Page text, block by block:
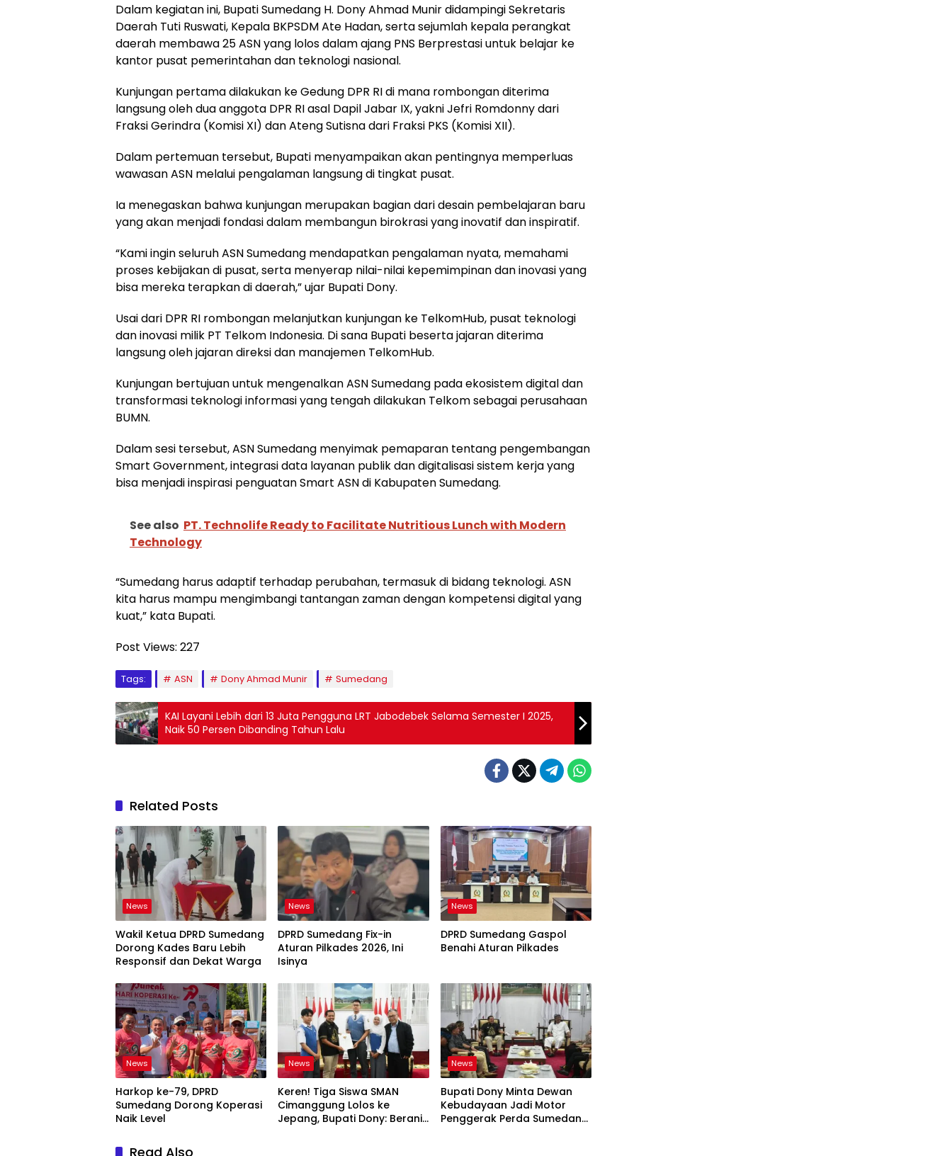
Dalam kegiatan ini, Bupati Sumedang H. Dony Ahmad Munir didampingi Sekretaris
Daerah Tuti Ruswati, Kepala BKPSDM Ate Hadan, serta sejumlah kepala perangkat
daerah membawa 25 ASN yang lolos dalam ajang PNS Berprestasi untuk belajar ke
kantor pusat pemerintahan dan teknologi nasional.
Kunjungan pertama dilakukan ke Gedung DPR RI di mana rombongan diterima
langsung oleh dua anggota DPR RI asal Dapil Jabar IX, yakni Jefri Romdonny dari
Fraksi Gerindra (Komisi XI) dan Ateng Sutisna dari Fraksi PKS (Komisi XII).
Dalam pertemuan tersebut, Bupati menyampaikan akan pentingnya memperluas
wawasan ASN melalui pengalaman langsung di tingkat pusat.
Ia menegaskan bahwa kunjungan merupakan bagian dari desain pembelajaran baru
yang akan menjadi fondasi dalam membangun birokrasi yang inovatif dan inspiratif.
“Kami ingin seluruh ASN Sumedang mendapatkan pengalaman nyata, memahami
proses kebijakan di pusat, serta menyerap nilai-nilai kepemimpinan dan inovasi yang
bisa mereka terapkan di daerah,” ujar Bupati Dony.
Usai dari DPR RI rombongan melanjutkan kunjungan ke TelkomHub, pusat teknologi
dan inovasi milik PT Telkom Indonesia. Di sana Bupati beserta jajaran diterima
langsung oleh jajaran direksi dan manajemen TelkomHub.
Kunjungan bertujuan untuk mengenalkan ASN Sumedang pada ekosistem digital dan
transformasi teknologi informasi yang tengah dilakukan Telkom sebagai perusahaan
BUMN.
Dalam sesi tersebut, ASN Sumedang menyimak pemaparan tentang pengembangan
Smart Government, integrasi data layanan publik dan digitalisasi sistem kerja yang
bisa menjadi inspirasi penguatan Smart ASN di Kabupaten Sumedang.
See also PT. Technolife Ready to Facilitate Nutritious Lunch with Modern
Technology
“Sumedang harus adaptif terhadap perubahan, termasuk di bidang teknologi. ASN
kita harus mampu mengimbangi tantangan zaman dengan kompetensi digital yang
kuat,” kata Bupati.
Post Views: 227
Tags: ASN Dony Ahmad Munir Sumedang
KAI Layani Lebih dari 13 Juta Pengguna LRT Jabodebek Selama Semester I 2025,
Naik 50 Persen Dibanding Tahun Lalu
Related Posts
News
Wakil Ketua DPRD Sumedang
Dorong Kades Baru Lebih
Responsif dan Dekat Warga
News
DPRD Sumedang Fix-in
Aturan Pilkades 2026, Ini
Isinya
News
DPRD Sumedang Gaspol
Benahi Aturan Pilkades
News
Harkop ke-79, DPRD
Sumedang Dorong Koperasi
Naik Level
News
Keren! Tiga Siswa SMAN
Cimanggung Lolos ke
Jepang, Bupati Dony: Berani
News
Bupati Dony Minta Dewan
Kebudayaan Jadi Motor
Penggerak Perda Sumedang
Read Also